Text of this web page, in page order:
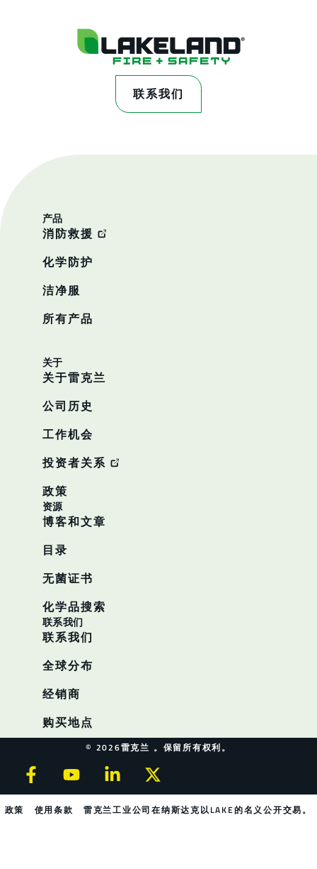
联系我们
产品
消防救援
化学防护
洁净服
所有产品
关于
关于雷克兰
公司历史
工作机会
投资者关系
政策
资源
博客和文章
目录
无菌证书
化学品搜索
联系我们
联系我们
全球分布
经销商
购买地点
© 2026雷克兰 。保留所有权利。
政策 使用条款 雷克兰工业公司在纳斯达克以LAKE的名义公开交易。